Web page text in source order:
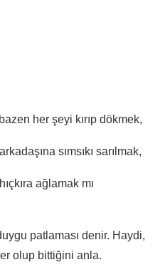
her şeyi kırıp dökmek,
sımsıkı sarılmak,
ağlamak mı
patlaması denir. Haydi,
olup bittiğini anla.